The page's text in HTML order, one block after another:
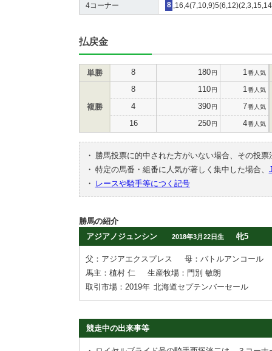
4コーナー 8
払戻金
単勝 8 180円 1 番人気
複勝
8 110円 1 番人気
4 390円 7番人気
16 250円 4番人気
・
勝馬投票に的中された方がいない場合、その投
・ 特定の馬番・組番に人気が著しく集中した場合、
・
レースや騎手等につく記号
勝馬の紹介
アジアノジュンシン
2018年3月22日生 牝5
父：アジアエクスプレス
母：バトルアンコール
馬主：植村 仁
生産牧場：門別 敏朗
取引市場：2019年 北海道セプテンバーセール
競走中の出来事等